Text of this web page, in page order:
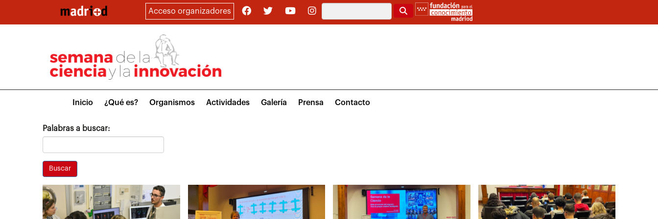
contenido
Acceso organizadores Buscar
menuInicio ¿Qué es? Organismos Actividades Galería Prensa Contacto
Palabras a buscar: